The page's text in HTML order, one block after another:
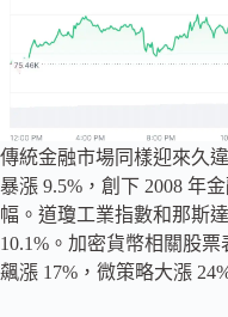
傳統金融市場同樣迎來久
暴漲 9.5%，創下 2008 年
幅。道瓊工業指數和那斯
10.1%。加密貨幣相關股票
飆漲 17%，微策略大漲